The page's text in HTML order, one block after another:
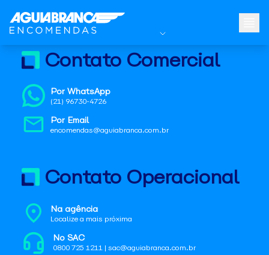
Contato Comercial
Por WhatsApp
(21) 96730-4726
Por Email
encomendas@aguiabranca.com.br
Contato Operacional
Na agência
Localize a mais próxima
No SAC
0800 725 1211 | sac@aguiabranca.com.br